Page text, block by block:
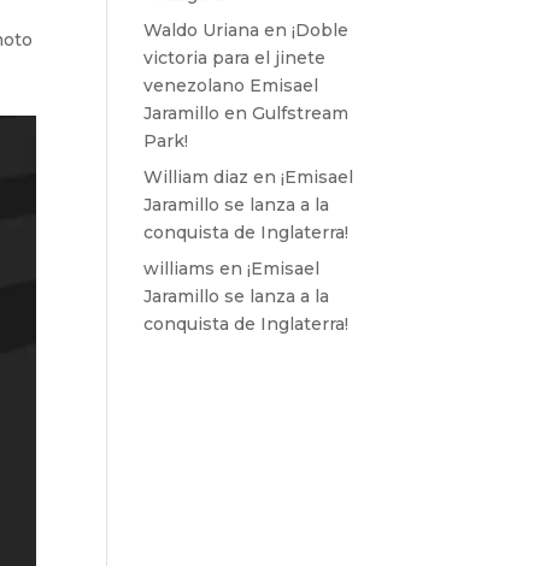
Waldo Uriana en¡Doble
victoria para el jinete
venezolano Emisael
Jaramillo en Gulfstream
Park!
William diaz en¡Emisael
Jaramillo se lanza a la
conquista de Inglaterra!
williams en¡Emisael
Jaramillo se lanza a la
conquista de Inglaterra!